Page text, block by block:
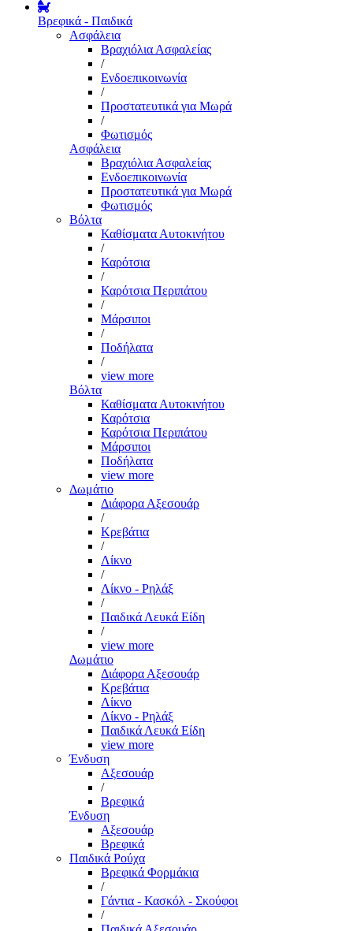
Βρεφικά - Παιδικά
Ασφάλεια
Βραχιόλια Ασφαλείας
/
Ενδοεπικοινωνία
/
Προστατευτικά για Μωρά
/
Φωτισμός
Ασφάλεια
Βραχιόλια Ασφαλείας
Ενδοεπικοινωνία
Προστατευτικά για Μωρά
Φωτισμός
Βόλτα
Καθίσματα Αυτοκινήτου
/
Καρότσια
/
Καρότσια Περιπάτου
/
Μάρσιποι
/
Ποδήλατα
/
view more
Βόλτα
Καθίσματα Αυτοκινήτου
Καρότσια
Καρότσια Περιπάτου
Μάρσιποι
Ποδήλατα
view more
Δωμάτιο
Διάφορα Αξεσουάρ
/
Κρεβάτια
/
Λίκνο
/
Λίκνο - Ρηλάξ
/
Παιδικά Λευκά Είδη
/
view more
Δωμάτιο
Διάφορα Αξεσουάρ
Κρεβάτια
Λίκνο
Λίκνο - Ρηλάξ
Παιδικά Λευκά Είδη
view more
Ένδυση
Αξεσουάρ
/
Βρεφικά
Ένδυση
Αξεσουάρ
Βρεφικά
Παιδικά Ρούχα
Βρεφικά Φορμάκια
/
Γάντια - Κασκόλ - Σκούφοι
/